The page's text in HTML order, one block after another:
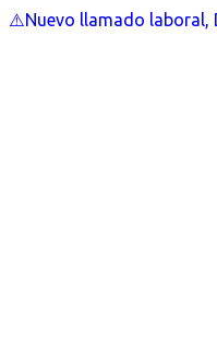
⚠️Nuevo llamado laboral,